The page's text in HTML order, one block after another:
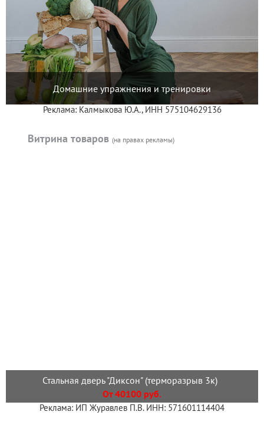
Домашние упражнения и тренировки
Реклама: Калмыкова Ю.А., ИНН 575104629136
Витрина товаров (на правах рекламы)
Стальная дверь "Диксон" (терморазрыв 3к)
От 40100 руб.
Реклама: ИП Журавлев П.В. ИНН: 571601114404